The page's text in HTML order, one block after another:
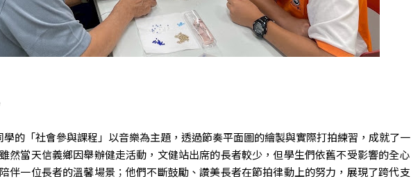
的「社會參與課程」以音樂為主題，透過節奏平面圖的繪製與實際打拍練習，成就了一
然當天信義鄉因舉辦健走活動，文健站出席的長者較少，但學生們依舊不受影響的全心
伴一位長者的溫馨場景；他們不斷鼓勵、讚美長者在節拍律動上的努力，展現了跨代支